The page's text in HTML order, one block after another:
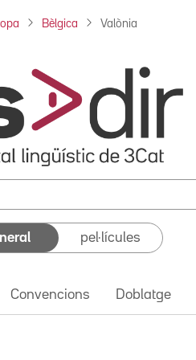
Bèlgica Valònia
pel·lícules
Convencions Doblatge